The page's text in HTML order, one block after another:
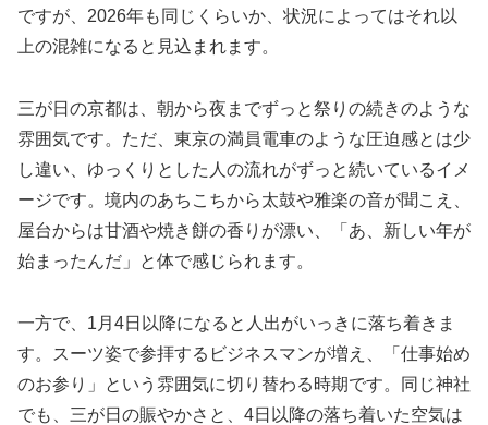
ですが、2026年も同じくらいか、状況によってはそれ以
上の混雑になると見込まれます。
三が日の京都は、朝から夜までずっと祭りの続きのような
雰囲気です。ただ、東京の満員電車のような圧迫感とは少
し違い、ゆっくりとした人の流れがずっと続いているイメ
ージです。境内のあちこちから太鼓や雅楽の音が聞こえ、
屋台からは甘酒や焼き餅の香りが漂い、「あ、新しい年が
始まったんだ」と体で感じられます。
一方で、1月4日以降になると人出がいっきに落ち着きま
す。スーツ姿で参拝するビジネスマンが増え、「仕事始め
のお参り」という雰囲気に切り替わる時期です。同じ神社
でも、三が日の賑やかさと、4日以降の落ち着いた空気は